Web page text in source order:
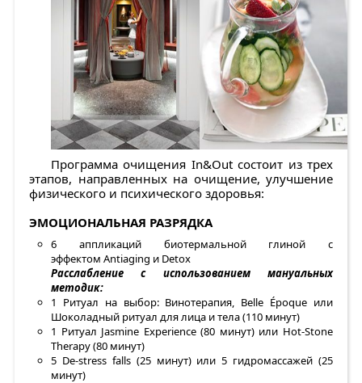
Программа очищения In&Out состоит из трех
этапов, направленных на очищение, улучшение
физического и психического здоровья:
ЭМОЦИОНАЛЬНАЯ РАЗРЯДКА
6 аппликаций биотермальной глиной с
эффектом Antiaging и Detox
Расслабление с использованием мануальных
методик:
1 Ритуал на выбор: Винотерапия, Belle Époque или
Шоколадный ритуал для лица и тела (110 минут)
1 Ритуал Jasmine Experience (80 минут) или Hot-Stone
Therapy (80 минут)
5 De-stress falls (25 минут) или 5 гидромассажей (25
минут)